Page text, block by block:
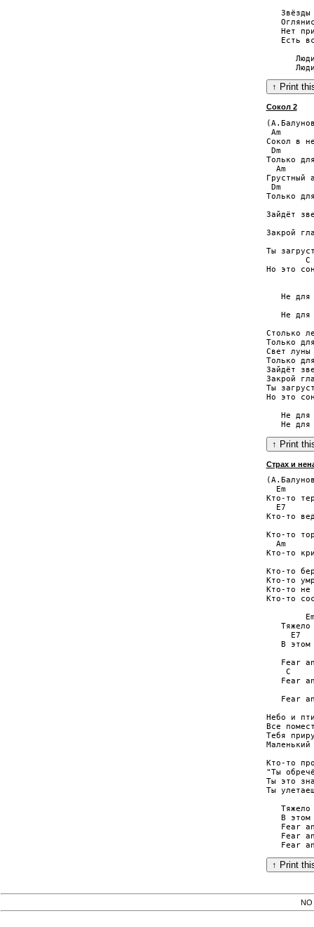
Звёзды
Нет
Есть
Сокол 2
Am
Сокол в
Dm
Только
  Am
Грустный
Dm
Только
Зайдёт
Закрой
Ты
C
Но это
Не для
Не для
Столько
Только
Свет луны
Только
Зайдёт
Закрой
Ты
Но это
Не для
Страх и
Em
Кто-то
E7
Кто-то
Кто-то
Am
Кто-то
Кто-то
Кто-то
Кто-то
Кто-то
Тяжело
E7
В этом
Fear
C
Fear
Fear
Небо и
Все
Тебя
Кто-то
"Ты
Ты это
Ты
Тяжело
В этом
Fear
Fear
NO